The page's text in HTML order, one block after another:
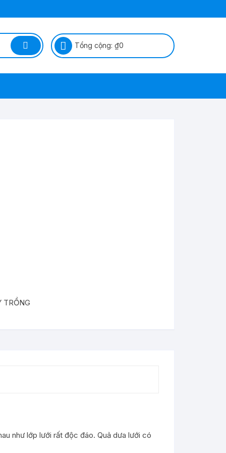
Tổng cộng: ₫0
TRỒNG
như lớp lưới rất độc đáo. Quả dưa lưới có